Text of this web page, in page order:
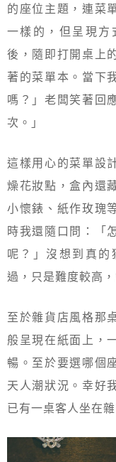
的座位主題，連菜
一樣的，但呈現方
後，隨即打開桌上
著的菜單本。當下
嗎？」老闆笑著回
次。」
這樣用心的菜單設
燥花妝點，盒內還
小懷錶、紙作玫瑰
時我還隨口問：「
呢？」沒想到真的
過，只是難度較高
至於雜貨店風格那
般呈現在紙面上，
暢。至於要選哪個
天人潮狀況。幸好
已有一桌客人坐在